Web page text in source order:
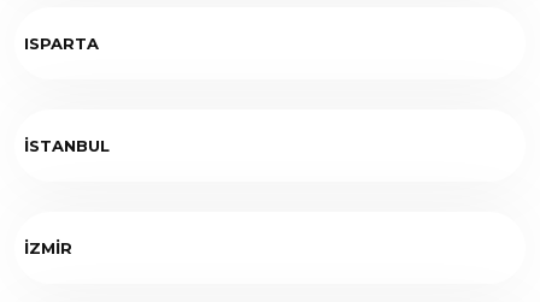
ISPARTA
İSTANBUL
İZMİR